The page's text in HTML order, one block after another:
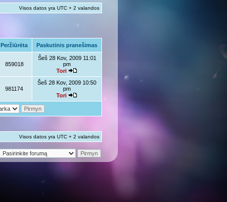
Visos datos yra UTC + 2 valandos
Peržiūrėta Paskutinis pranešimas
859018
Šeš 28 Kov, 2009 11:01
pm
Tori
981174
Šeš 28 Kov, 2009 10:50
pm
Tori
Visos datos yra UTC + 2 valandos